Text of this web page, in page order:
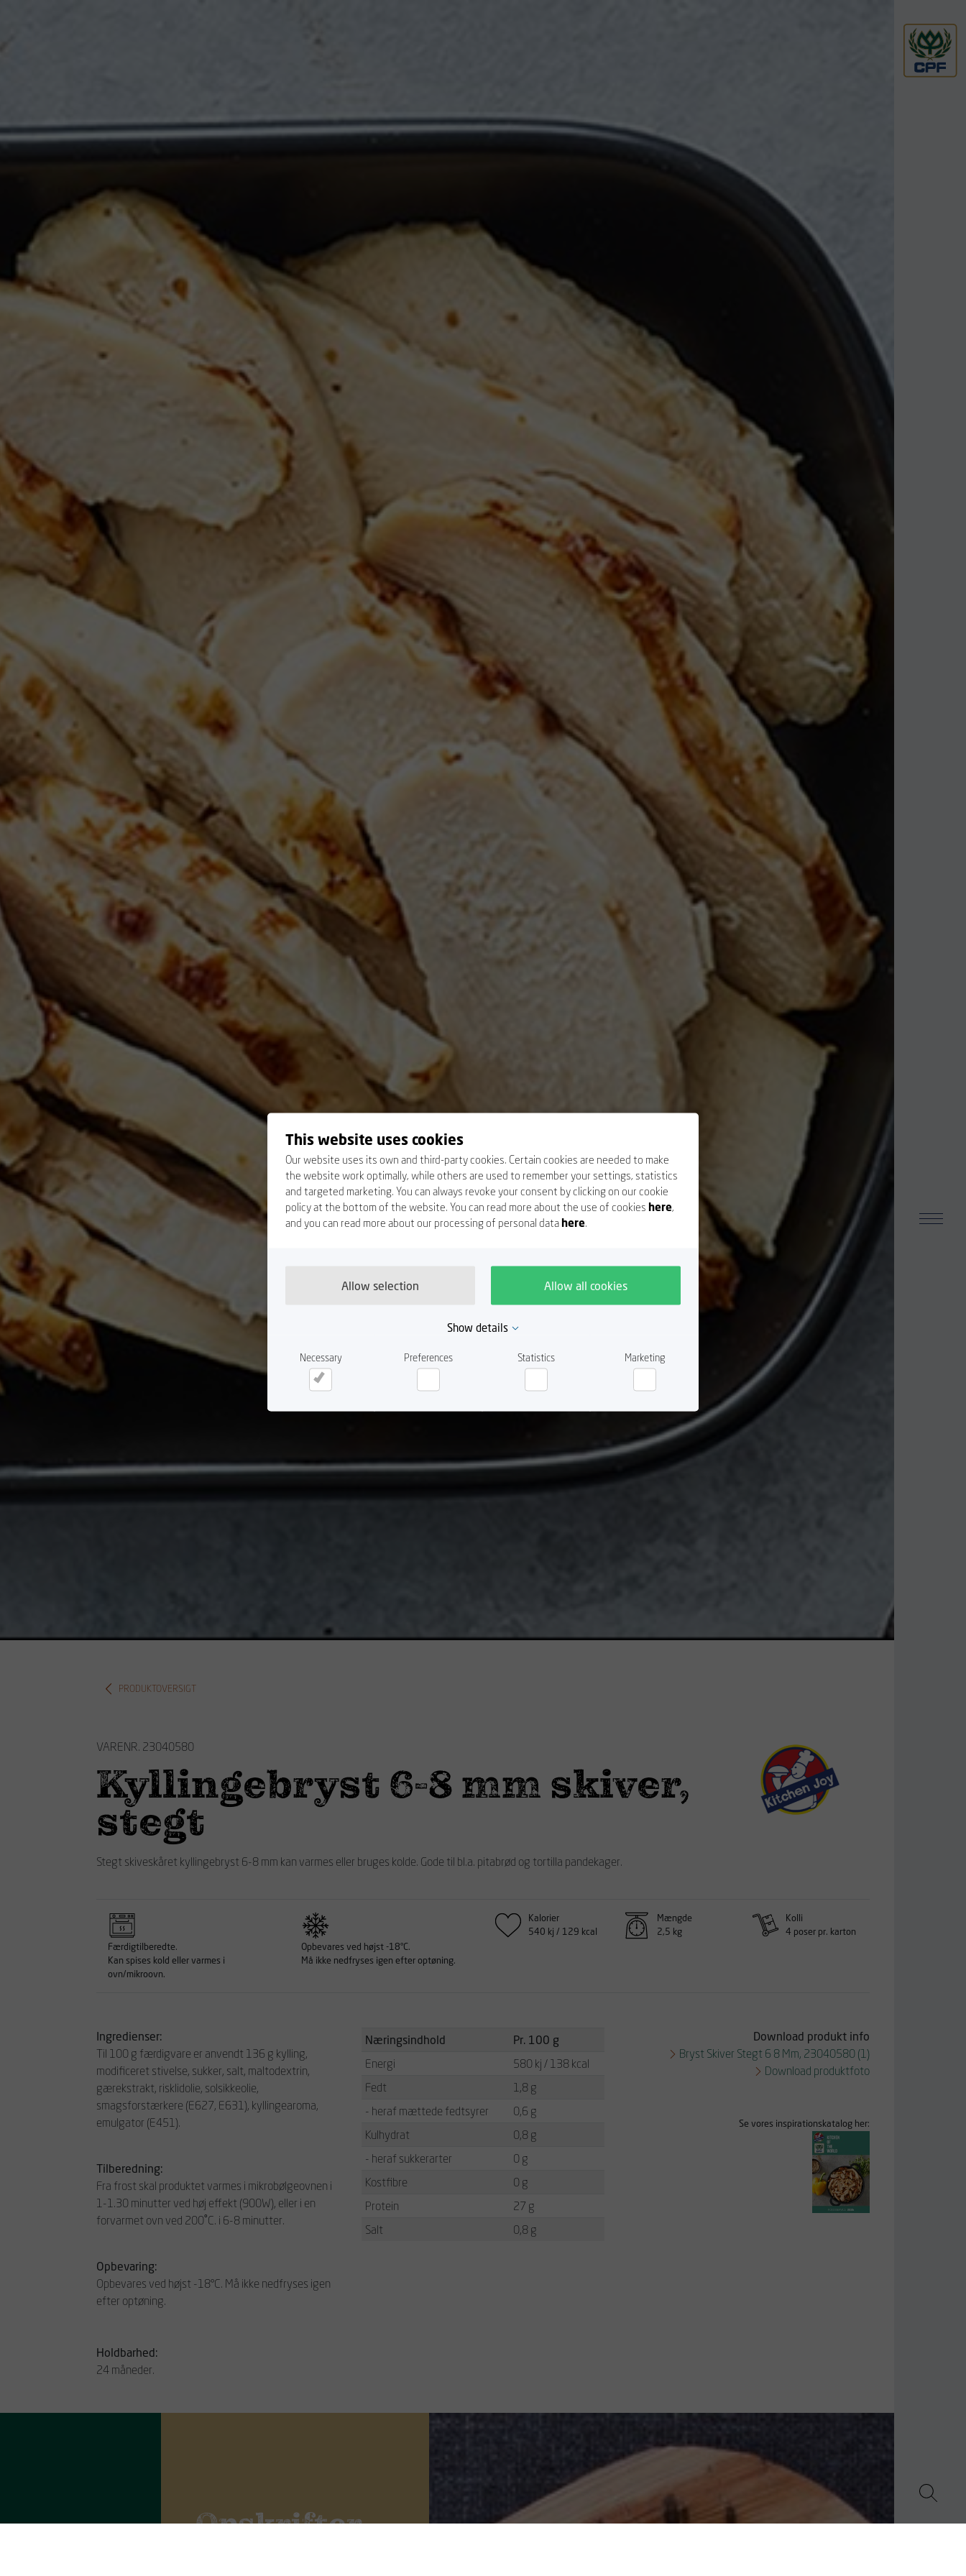
This website uses cookies
Our website uses its own and third-party cookies. Certain cookies are needed to make
the website work optimally, while others are used to remember your settings, statistics
and targeted marketing. You can always revoke your consent by clicking on our cookie
policy at the bottom of the website. You can read more about the use of cookies here,
and you can read more about our processing of personal datahere.
Allow selection Allow all cookies
Show details
Necessary Preferences Statistics Marketing
PRODUKTOVERSIGT
VARENR. 23040580
Kyllingebryst 6-8 mm skiver,
stegt
Stegt skiveskåret kyllingebryst 6-8 mm kan varmes eller bruges kolde. Gode til bl.a. pitabrød og tortilla pandekager.
Færdigtilberedte.
Kan spises kold eller varmes i
ovn/mikroovn.
Opbevares ved højst -18°C.
Må ikke nedfryses igen efter optøning.
Kalorier
540 kj / 129 kcal
Mængde
2,5 kg
Kolli
4 poser pr. karton
Ingredienser:
Til 100 g færdigvare er anvendt 136 g kylling,
modificeret stivelse, sukker, salt, maltodextrin,
gærekstrakt, risklidolie, solsikkeolie,
smagsforstærkere (E627, E631), kyllingearoma,
emulgator (E451).
Tilberedning:
Fra frost skal produktet varmes i mikrobølgeovnen i
1-1.30 minutter ved høj effekt (900W), eller i en
forvarmet ovn ved 200˚C. i 6-8 minutter.
Opbevaring:
Opbevares ved højst -18°C. Må ikke nedfryses igen
efter optøning.
Holdbarhed:
24 måneder.
Næringsindhold
Pr. 100 g
Energi
580 kj / 138 kcal
Fedt
1,8 g
- heraf mættede fedtsyrer
0,6 g
Kulhydrat
0,8 g
- heraf sukkerarter
0 g
Kostfibre
0 g
Protein
27 g
Salt
0,8 g
Download produkt info
Bryst Skiver Stegt 6 8 Mm, 23040580 (1)
Download produktfoto
Se vores inspirationskatalog her:
Opskrifter